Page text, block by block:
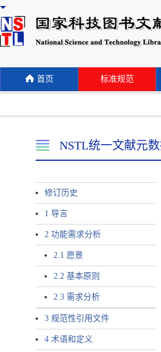
首页 标准规范
NSTL统一文献元
修订历史
1 导言
2 功能需求分析
2.1 愿景
2.2 基本原则
2.3 需求分析
3 规范性引用文件
4 术语和定义